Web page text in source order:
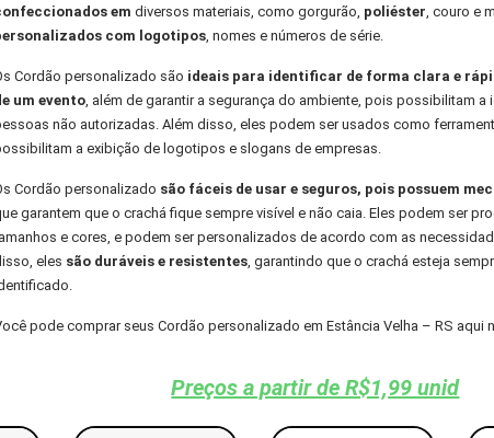
em diversos materiais, como gorgurão, poliéster, couro e
com logotipos, nomes e números de série.
Cordão personalizado são ideais para identificar de forma clara e
um evento, além de garantir a segurança do ambiente, pois possibilitam a
não autorizadas. Além disso, eles podem ser usados como
a exibição de logotipos e slogans de empresas.
Cordão personalizado são fáceis de usar e seguros, pois possuem
garantem que o crachá fique sempre visível e não caia. Eles podem ser
e cores, e podem ser personalizados de acordo com as
eles são duráveis e resistentes, garantindo que o crachá esteja
pode comprar seus Cordão personalizado em Estância Velha – RS aqui
Preços a partir de R$1,99 unid